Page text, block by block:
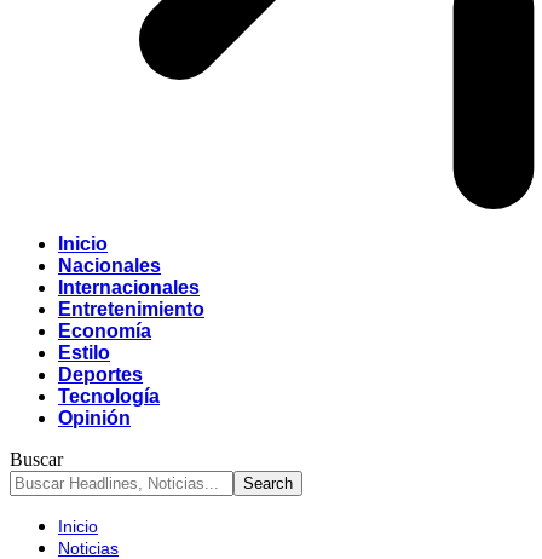
Inicio
Nacionales
Internacionales
Entretenimiento
Economía
Estilo
Deportes
Tecnología
Opinión
Buscar
Inicio
Noticias